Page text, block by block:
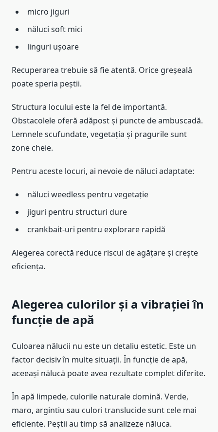
micro jiguri
năluci soft mici
linguri ușoare
Recuperarea trebuie să fie atentă. Orice greșeală
poate speria peștii.
Structura locului este la fel de importantă.
Obstacolele oferă adăpost și puncte de ambuscadă.
Lemnele scufundate, vegetația și pragurile sunt
zone cheie.
Pentru aceste locuri, ai nevoie de năluci adaptate:
năluci weedless pentru vegetație
jiguri pentru structuri dure
crankbait-uri pentru explorare rapidă
Alegerea corectă reduce riscul de agățare și crește
eficiența.
Alegerea culorilor și a vibrației în
funcție de apă
Culoarea nălucii nu este un detaliu estetic. Este un
factor decisiv în multe situații. În funcție de apă,
aceeași nălucă poate avea rezultate complet diferite.
În apă limpede, culorile naturale domină. Verde,
maro, argintiu sau culori translucide sunt cele mai
eficiente. Peștii au timp să analizeze năluca.